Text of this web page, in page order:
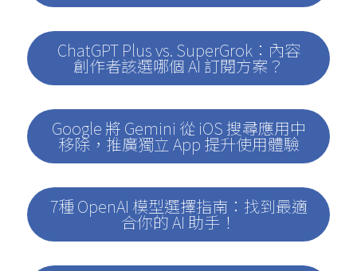
ChatGPT Plus vs. SuperGrok：內容
創作者該選哪個 AI 訂閱方案？
Google 將 Gemini 從 iOS 搜尋應用中
移除，推廣獨立 App 提升使用體驗
7種 OpenAI 模型選擇指南：找到最適
合你的 AI 助手！